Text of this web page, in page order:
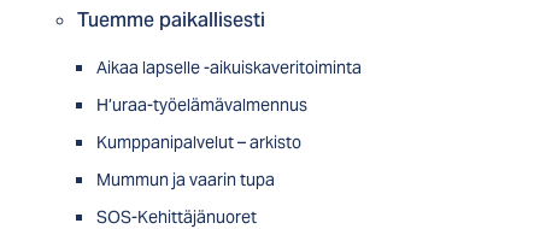
Tuemme paikallisesti
Aikaa lapselle -aikuiskaveritoiminta
H’uraa-työelämävalmennus
Kumppanipalvelut – arkisto
Mummun ja vaarin tupa
SOS-Kehittäjänuoret